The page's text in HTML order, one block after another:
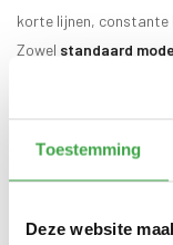
Toestemming
Deze website
korte lijnen,
Zowel standaard
hovenier?